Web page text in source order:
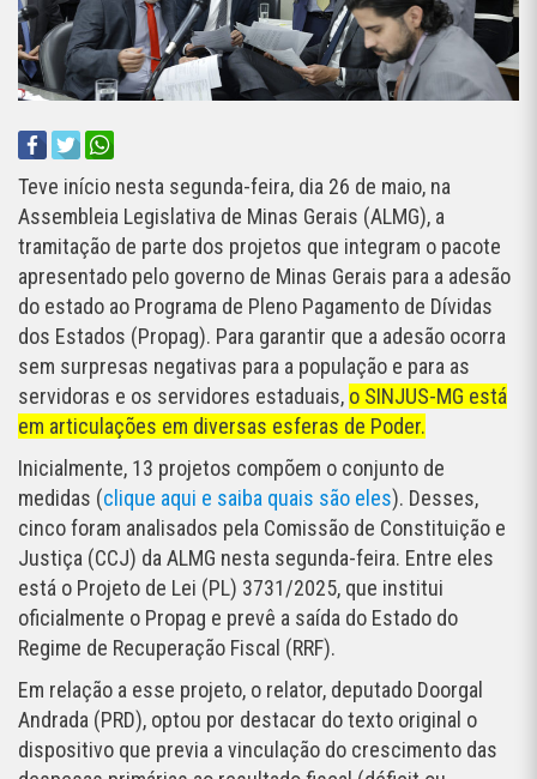
Teve início nesta segunda-feira, dia 26 de maio, na
Assembleia Legislativa de Minas Gerais (ALMG), a
tramitação de parte dos projetos que integram o pacote
apresentado pelo governo de Minas Gerais para a adesão
do estado ao Programa de Pleno Pagamento de Dívidas
dos Estados (Propag). Para garantir que a adesão ocorra
sem surpresas negativas para a população e para as
servidoras e os servidores estaduais, o SINJUS-MG está
em articulações em diversas esferas de Poder.
Inicialmente, 13 projetos compõem o conjunto de
medidas (clique aqui e saiba quais são eles). Desses,
cinco foram analisados pela Comissão de Constituição e
Justiça (CCJ) da ALMG nesta segunda-feira. Entre eles
está o Projeto de Lei (PL) 3731/2025, que institui
oficialmente o Propag e prevê a saída do Estado do
Regime de Recuperação Fiscal (RRF).
Em relação a esse projeto, o relator, deputado Doorgal
Andrada (PRD), optou por destacar do texto original o
dispositivo que previa a vinculação do crescimento das